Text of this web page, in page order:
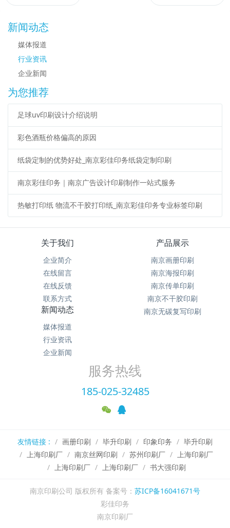
新闻动态
媒体报道
行业资讯
企业新闻
为您推荐
足球uv印刷设计介绍说明
彩色酒瓶价格偏高的原因
纸袋定制的优势好处_南京彩佳印务纸袋定制印刷
南京彩佳印务｜南京广告设计印刷制作一站式服务
热敏打印纸 物流不干胶打印纸_南京彩佳印务专业标签印刷
关于我们
企业简介
在线留言
在线反馈
联系方式
产品展示
南京画册印刷
南京海报印刷
南京传单印刷
南京不干胶印刷
南京无碳复写印刷
新闻动态
媒体报道
行业资讯
企业新闻
服务热线
185-025-32485
友情链接 : 画册印刷 毕升印刷 印象印务
毕升印刷
上海印刷厂
南京丝网印刷 苏州印刷厂
上海印刷厂
上海印刷厂
上海印刷厂 书大强印刷
南京印刷公司 版权所有 备案号： 苏ICP备16041671号
彩佳印务
南京印刷厂